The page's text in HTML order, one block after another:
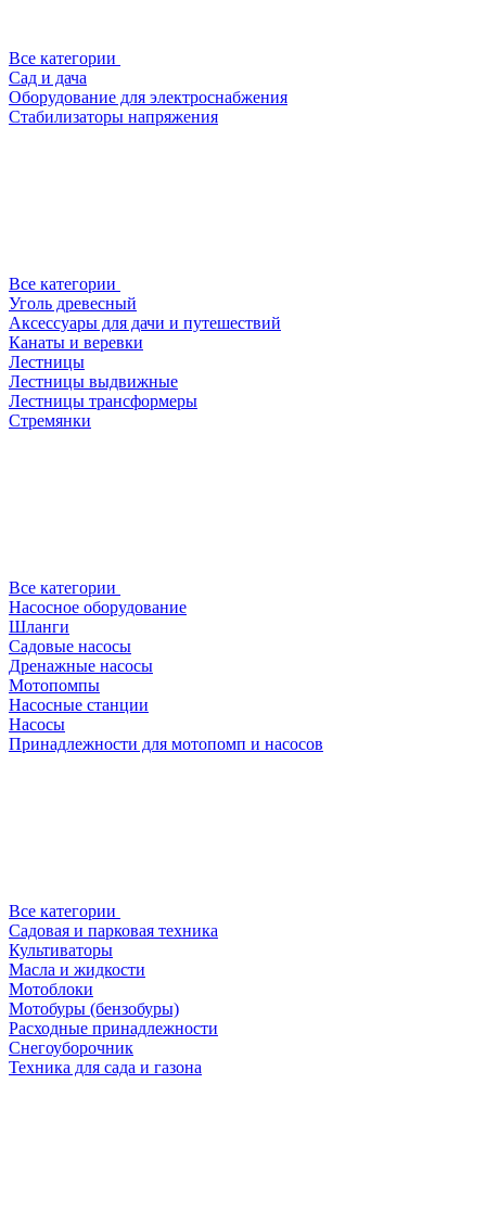
Все категории
Сад и дача
Оборудование для электроснабжения
Стабилизаторы напряжения
Все категории
Уголь древесный
Аксессуары для дачи и путешествий
Канаты и веревки
Лестницы
Лестницы выдвижные
Лестницы трансформеры
Стремянки
Все категории
Насосное оборудование
Шланги
Садовые насосы
Дренажные насосы
Мотопомпы
Насосные станции
Насосы
Принадлежности для мотопомп и насосов
Все категории
Садовая и парковая техника
Культиваторы
Масла и жидкости
Мотоблоки
Мотобуры (бензобуры)
Расходные принадлежности
Снегоуборочник
Техника для сада и газона